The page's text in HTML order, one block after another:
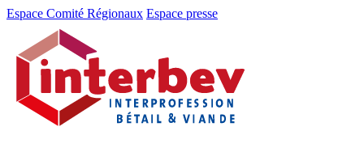
Aller
Aller
contenu
Espace Comité Régionaux Espace presse